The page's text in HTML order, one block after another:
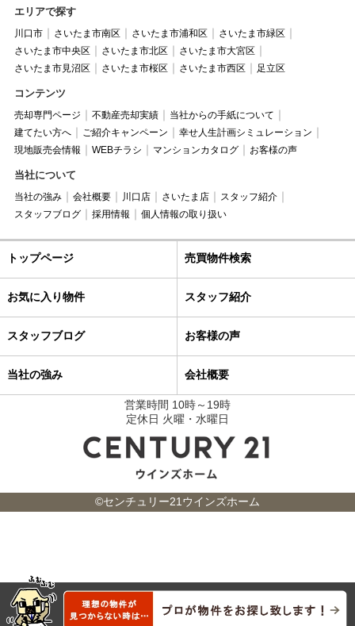
エリアで探す
川口市 さいたま市南区 さいたま市浦和区
さいたま市緑区
さいたま市中央区
さいたま市北区
さいたま市大宮区
さいたま市見沼区
さいたま市桜区 さいたま市西区 足立区
コンテンツ
売却専門ページ 不動産売却実績
当社からの手紙について
建てたい方へ
ご紹介キャンペーン
幸せ人生計画シミュレーション
現地販売会情報
WEBチラシ マンションカタログ お客様の声
当社について
当社の強み 会社概要 川口店 さいたま店
スタッフ紹介
スタッフブログ
採用情報 個人情報の取り扱い
トップページ 売買物件検索
お気に入り物件 スタッフ紹介
スタッフブログ お客様の声
当社の強み 会社概要
営業時間 10時～19時
定休日 火曜・水曜日
©センチュリー21ウインズホーム